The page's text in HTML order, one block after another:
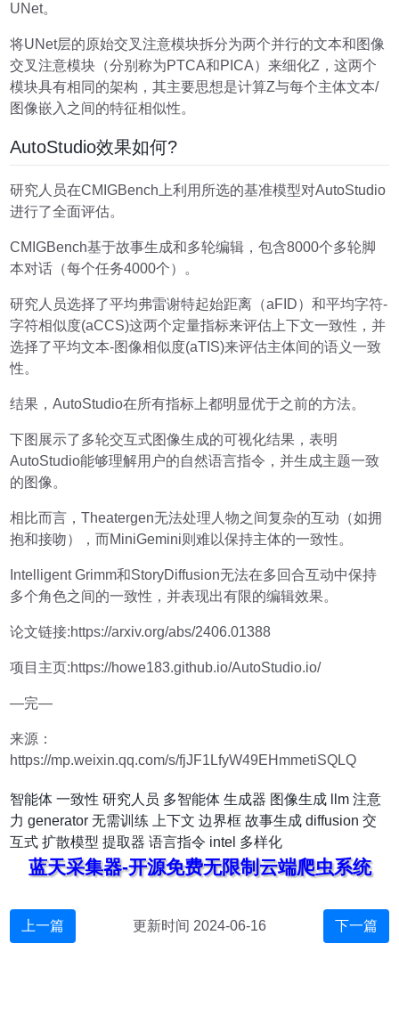
UNet。
将UNet层的原始交叉注意模块拆分为两个并行的文本和图像
交叉注意模块（分别称为PTCA和PICA）来细化Z，这两个
模块具有相同的架构，其主要思想是计算Z与每个主体文本/
图像嵌入之间的特征相似性。
AutoStudio效果如何?
研究人员在CMIGBench上利用所选的基准模型对AutoStudio
进行了全面评估。
CMIGBench基于故事生成和多轮编辑，包含8000个多轮脚
本对话（每个任务4000个）。
研究人员选择了平均弗雷谢特起始距离（aFID）和平均字符-
字符相似度(aCCS)这两个定量指标来评估上下文一致性，并
选择了平均文本-图像相似度(aTIS)来评估主体间的语义一致
性。
结果，AutoStudio在所有指标上都明显优于之前的方法。
下图展示了多轮交互式图像生成的可视化结果，表明
AutoStudio能够理解用户的自然语言指令，并生成主题一致
的图像。
相比而言，Theatergen无法处理人物之间复杂的互动（如拥
抱和接吻），而MiniGemini则难以保持主体的一致性。
Intelligent Grimm和StoryDiffusion无法在多回合互动中保持
多个角色之间的一致性，并表现出有限的编辑效果。
论文链接:https://arxiv.org/abs/2406.01388
项目主页:https://howe183.github.io/AutoStudio.io/
—完—
来源：
https://mp.weixin.qq.com/s/fjJF1LfyW49EHmmetiSQLQ
智能体 一致性 研究人员 多智能体 生成器 图像生成 llm 注意
力 generator 无需训练 上下文 边界框 故事生成 diffusion 交
互式 扩散模型 提取器 语言指令 intel 多样化
蓝天采集器-开源免费无限制云端爬虫系统
上一篇 更新时间 2024-06-16 下一篇